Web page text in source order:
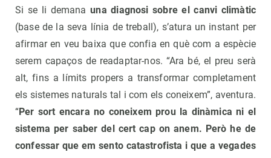
Si se li demanauna diagnosi sobre el canvi climàtic
(base de la seva línia de treball), s’atura un instant per
afirmar en veu baixa que confia en què com a espècie
serem capaços de readaptar-nos. “Ara bé, el preu serà
alt, fins a límits propers a transformar completament
els sistemes naturals tal i com els coneixem”, aventura.
“Per sort encara no coneixem prou la dinàmica ni el
sistema per saber del cert cap on anem. Però he de
confessar que em sento catastrofista i que a vegades